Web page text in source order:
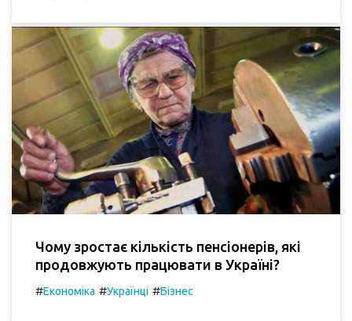
Чому зростає кількість пенсіонерів, які
продовжують працювати в Україні?
#Економіка #Українці #Бізнес